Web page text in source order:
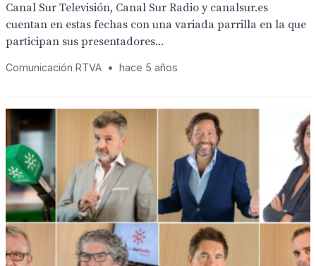
Canal Sur Televisión, Canal Sur Radio y canalsur.es
cuentan en estas fechas con una variada parrilla en la que
participan sus presentadores...
Comunicación RTVA • hace 5 años